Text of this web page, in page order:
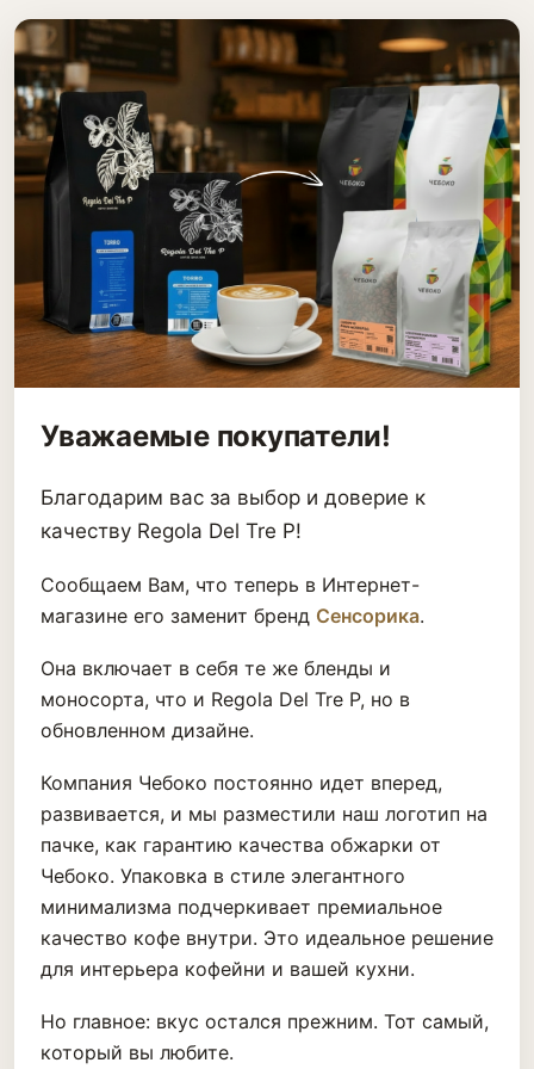
Уважаемые покупатели!
Благодарим вас за выбор и доверие к
качеству Regola Del Tre P!
Сообщаем Вам, что теперь в Интернет-
магазине его заменит бренд Сенсорика.
Она включает в себя те же бленды и
моносорта, что и Regola Del Tre P, но в
обновленном дизайне.
Компания Чебоко постоянно идет вперед,
развивается, и мы разместили наш логотип на
пачке, как гарантию качества обжарки от
Чебоко. Упаковка в стиле элегантного
минимализма подчеркивает премиальное
качество кофе внутри. Это идеальное решение
для интерьера кофейни и вашей кухни.
Но главное: вкус остался прежним. Тот самый,
который вы любите.